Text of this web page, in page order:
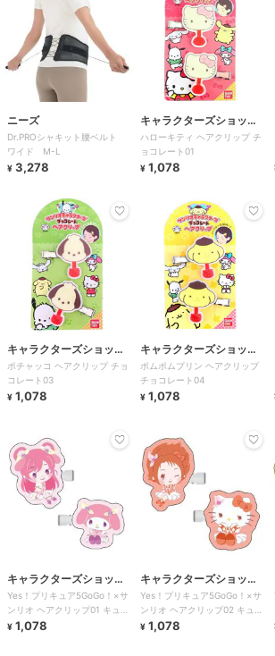
ニーズ
Dr.PROシャキット腰ベルト
ワイド M-L
¥ 3,278
キャラクターズショッ
プ ラフラフ
ハローキティ ヘアクリップ チ
ョコレート01
¥ 1,078
キャラクターズショッ
プ ラフラフ
ポチャッコ ヘアクリップ チョ
コレート03
¥ 1,078
キャラクターズショッ
プ ラフラフ
ポムポムプリン ヘアクリップ
チョコレート04
¥ 1,078
キャラクターズショッ
プ ラフラフ
Yes！プリキュア5GoGo！×サ
ンリオ ヘアクリップ01 キュア
ドリーム×マイメロディ
¥ 1,078
キャラクターズショッ
プ ラフラフ
Yes！プリキュア5GoGo！×サ
ンリオ ヘアクリップ02 キュア
ルージュ×ハローキティ
¥ 1,078